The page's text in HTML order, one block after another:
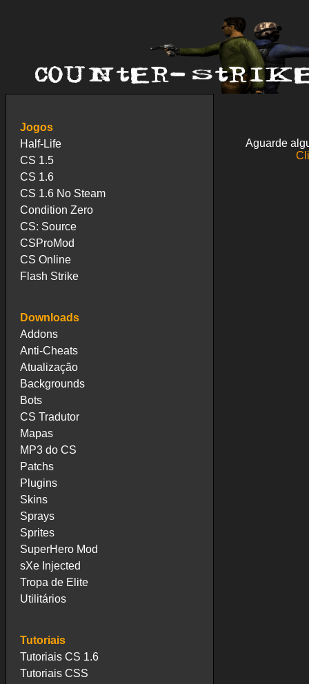
Jogos
Half-Life
CS 1.5
CS 1.6
CS 1.6 No Steam
Condition Zero
CS: Source
CSProMod
CS Online
Flash Strike
Downloads
Addons
Anti-Cheats
Atualização
Backgrounds
Bots
CS Tradutor
Mapas
MP3 do CS
Patchs
Plugins
Skins
Sprays
Sprites
SuperHero Mod
sXe Injected
Tropa de Elite
Utilitários
Tutoriais
Tutoriais CS 1.6
Tutoriais CSS
Aguarde